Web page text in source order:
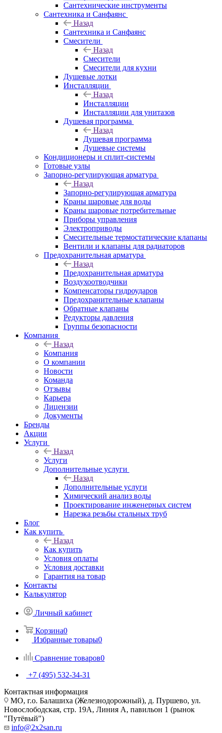
Сантехнические инструменты
Сантехника и Санфаянс
Назад
Сантехника и Санфаянс
Смесители
Назад
Смесители
Смесители для кухни
Душевые лотки
Инсталляции
Назад
Инсталляции
Инсталляции для унитазов
Душевая программа
Назад
Душевая программа
Душевые системы
Кондиционеры и сплит-системы
Готовые узлы
Запорно-регулирующая арматура
Назад
Запорно-регулирующая арматура
Краны шаровые для воды
Краны шаровые потребительные
Приборы управления
Электроприводы
Смесительные термостатические клапаны
Вентили и клапаны для радиаторов
Предохранительная арматура
Назад
Предохранительная арматура
Воздухоотводчики
Компенсаторы гидроударов
Предохранительные клапаны
Обратные клапаны
Редукторы давления
Группы безопасности
Компания
Назад
Компания
О компании
Новости
Команда
Отзывы
Карьера
Лицензии
Документы
Бренды
Акции
Услуги
Назад
Услуги
Дополнительные услуги
Назад
Дополнительные услуги
Химический анализ воды
Проектирование инженерных систем
Нарезка резьбы стальных труб
Блог
Как купить
Назад
Как купить
Условия оплаты
Условия доставки
Гарантия на товар
Контакты
Калькулятор
Личный кабинет
Корзина0
Избранные товары0
Сравнение товаров0
+7 (495) 532‑34‑31
Контактная информация
МО, г.о. Балашиха (Железнодорожный), д. Пуршево, ул.
Новослободская, стр. 19А, Линия А, павильон 1 (рынок
"Путёвый")
info@2x2san.ru